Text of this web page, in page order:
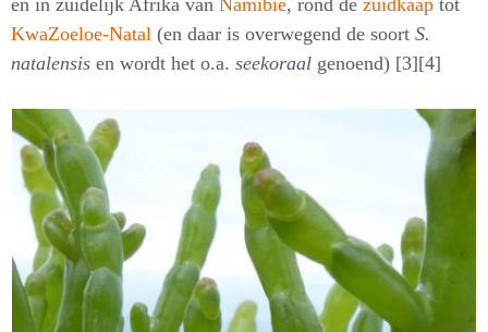
KwaZoeloe-Natal (en daar is overwegend de soort S.
natalensis en wordt het o.a. seekoraal genoend) [3][4]